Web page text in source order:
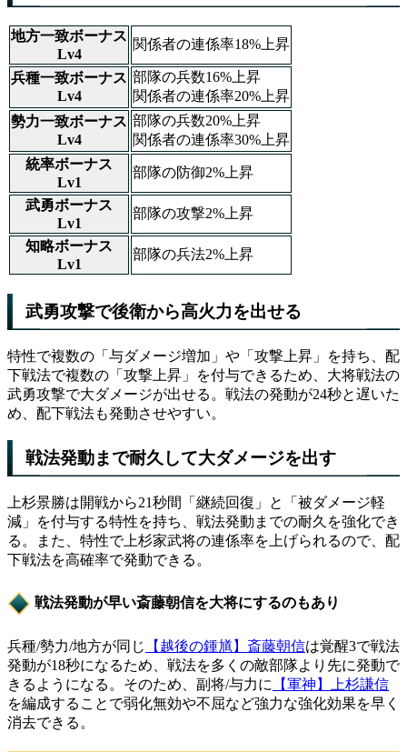
地方一致ボーナス
Lv4
関係者の連係率18%上昇
兵種一致ボーナス
Lv4
部隊の兵数16%上昇
関係者の連係率20%上昇
勢力一致ボーナス
Lv4
部隊の兵数20%上昇
関係者の連係率30%上昇
統率ボーナス
Lv1
部隊の防御2%上昇
武勇ボーナス
Lv1
部隊の攻撃2%上昇
知略ボーナス
Lv1
部隊の兵法2%上昇
武勇攻撃で後衛から高火力を出せる
特性で複数の「与ダメージ増加」や「攻撃上昇」を持ち、配
下戦法で複数の「攻撃上昇」を付与できるため、大将戦法の
武勇攻撃で大ダメージが出せる。戦法の発動が24秒と遅いた
め、配下戦法も発動させやすい。
戦法発動まで耐久して大ダメージを出す
上杉景勝は開戦から21秒間「継続回復」と「被ダメージ軽
減」を付与する特性を持ち、戦法発動までの耐久を強化でき
る。また、特性で上杉家武将の連係率を上げられるので、配
下戦法を高確率で発動できる。
戦法発動が早い斎藤朝信を大将にするのもあり
兵種/勢力/地方が同じ 【越後の鍾馗】斎藤朝信は覚醒3で戦法
発動が18秒になるため、戦法を多くの敵部隊より先に発動で
きるようになる。そのため、副将/与力に
【軍神】上杉謙信
を編成することで弱化無効や不屈など強力な強化効果を早く
消去できる。